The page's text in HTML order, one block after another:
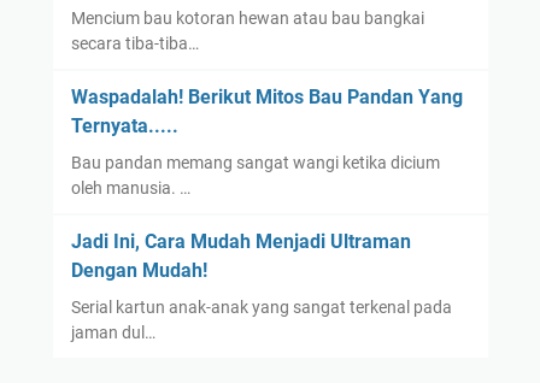
Mencium bau kotoran hewan atau bau bangkai
secara tiba-tiba…
Waspadalah! Berikut Mitos Bau Pandan Yang
Ternyata.....
Bau pandan memang sangat wangi ketika dicium
oleh manusia. …
Jadi Ini, Cara Mudah Menjadi Ultraman
Dengan Mudah!
Serial kartun anak-anak yang sangat terkenal pada
jaman dul…